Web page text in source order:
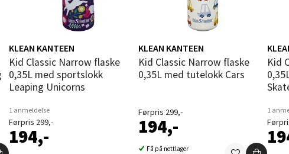
KLEAN KANTEEN
Kid Classic Narrow flaske
0,35L med sportslokk
Leaping Unicorns
1 anmeldelse
Førpris 299,-
194,-
KLEAN KANTEEN
Kid Classic Narrow flaske
0,35L med tutelokk Cars
Førpris 299,-
194,-
Få på nettlager
Kid Classic Narrow flaske
1
Folke Bernadottes vei 52, 5147 Fyllingsdalen
Åpent i dag 10-21
Aunasenteret, Sunndalsvegen 3, 7340 Oppdal
Åpent i dag 10-19